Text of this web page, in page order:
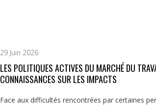
29 Juin 2026
LES POLITIQUES ACTIVES DU MARCHÉ DU
CONNAISSANCES SUR LES IMPACTS
Face aux difficultés rencontrées par certaines